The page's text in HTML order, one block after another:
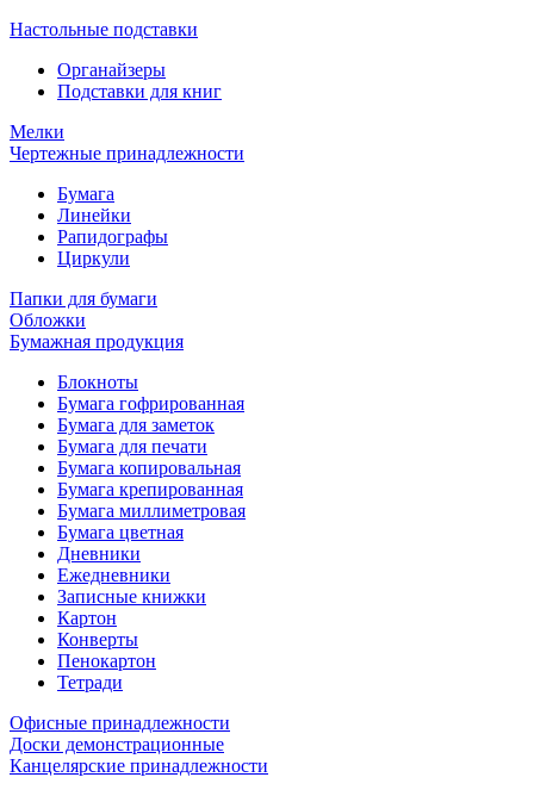
Настольные подставки
Органайзеры
Подставки для книг
Мелки
Чертежные принадлежности
Бумага
Линейки
Рапидографы
Циркули
Папки для бумаги
Обложки
Бумажная продукция
Блокноты
Бумага гофрированная
Бумага для заметок
Бумага для печати
Бумага копировальная
Бумага крепированная
Бумага миллиметровая
Бумага цветная
Дневники
Ежедневники
Записные книжки
Картон
Конверты
Пенокартон
Тетради
Офисные принадлежности
Доски демонстрационные
Канцелярские принадлежности